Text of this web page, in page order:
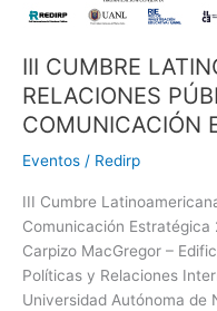
III CUMBRE
RELACIONES
COMUNICACIÓN
Eventos / Redirp
III Cumbre
Comunicación Estratégica
Carpizo MacGregor –
Políticas y Relaciones
Universidad Autónoma de
ESTRATÉGICA